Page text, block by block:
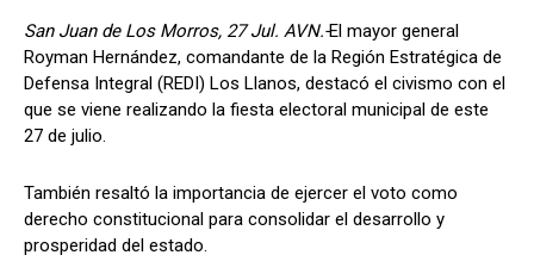
San Juan de Los Morros, 27 Jul. AVN.-El mayor general
Royman Hernández, comandante de la Región Estratégica de
Defensa Integral (REDI) Los Llanos, destacó el civismo con el
que se viene realizando la fiesta electoral municipal de este
27 de julio.
También resaltó la importancia de ejercer el voto como
derecho constitucional para consolidar el desarrollo y
prosperidad del estado.